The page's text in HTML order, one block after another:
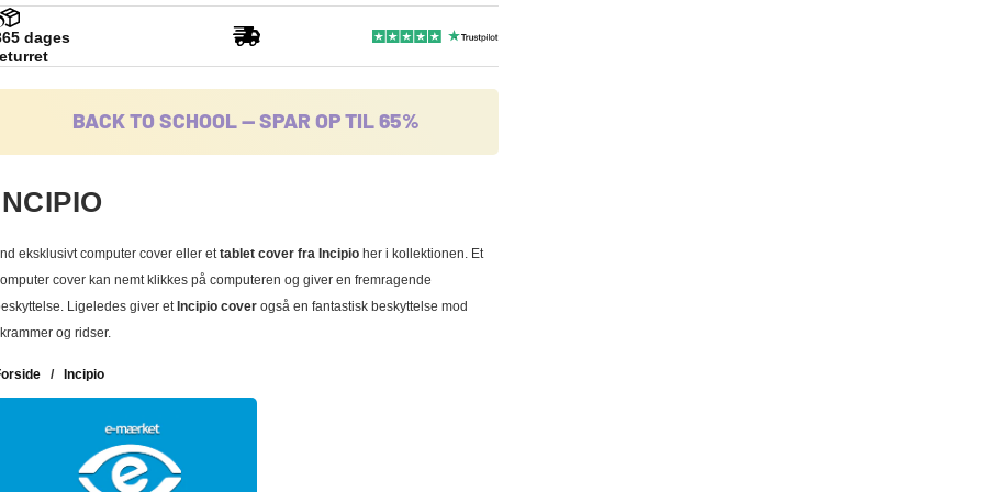
dages
BACK TO SCHOOL -- SPAR OP TIL 65%
eksklusivt computer cover eller et tablet cover fra Incipio her i kollektionen. Et
cover kan nemt klikkes på computeren og giver en fremragende
Ligeledes giver et Incipio cover også en fantastisk beskyttelse mod
og ridser.
/ Incipio